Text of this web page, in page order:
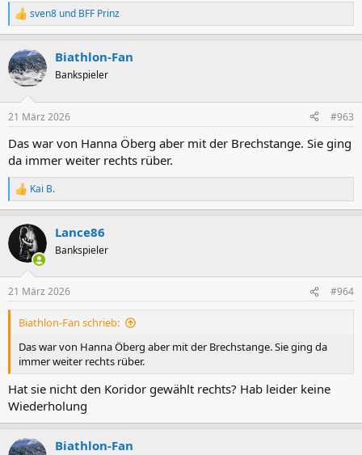
R
e
k
t
i
e
:
sven8 und BFF Prinz
Biathlon-Fan
Bankspieler
21 März 2026 #963
Das war von Hanna Öberg aber mit der Brechstange. Sie ging
da immer weiter rechts rüber.
R
e
k
i
e
n
Kai B.
Lance86
Bankspieler
21 März 2026 #964
Biathlon-Fan schrieb:
Das war von Hanna Öberg aber mit der Brechstange. Sie ging da
immer weiter rechts rüber.
Hat sie nicht den Koridor gewählt rechts? Hab leider keine
Wiederholung
Biathlon-Fan